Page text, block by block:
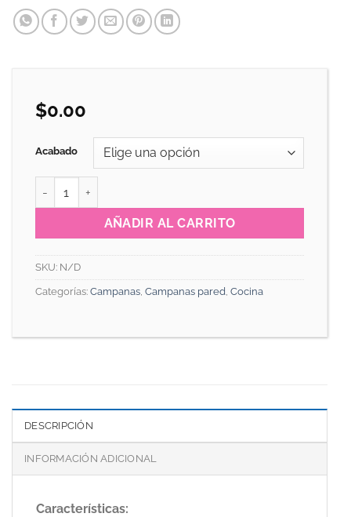
$0.00
Acabado
AÑADIR AL CARRITO
SKU: N/D
Categorías: Campanas, Campanas pared, Cocina
DESCRIPCIÓN
INFORMACIÓN ADICIONAL
Características: